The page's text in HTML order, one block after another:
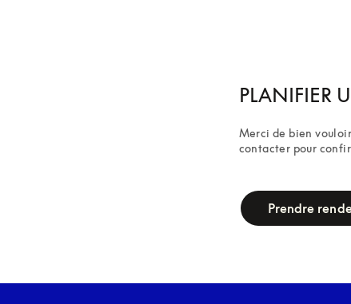
PLANIFIER
Merci de bien
contacter pour
Prendre